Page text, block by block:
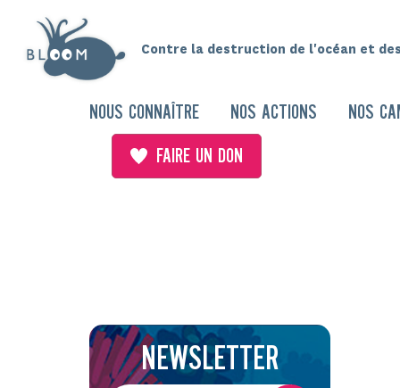
Contre la destruction de l'océan et
NOUS CONNAÎTRE NOS ACTIONS NOS
FAIRE UN DON
NEWSLETTER